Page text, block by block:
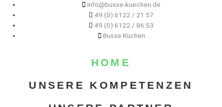
info@busse-kuechen.de
49 (0) 6122 / 21 57
49 (0) 6122 / 86 53
Busse Küchen
HOME
UNSERE KOMPETENZEN